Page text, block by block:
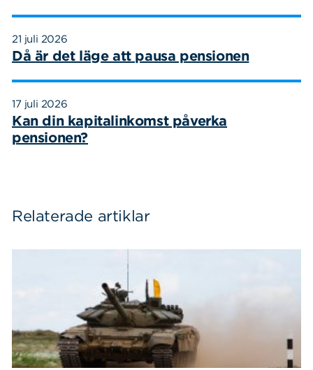
21 juli 2026
Då är det läge att pausa pensionen
17 juli 2026
Kan din kapitalinkomst påverka
pensionen?
Relaterade artiklar